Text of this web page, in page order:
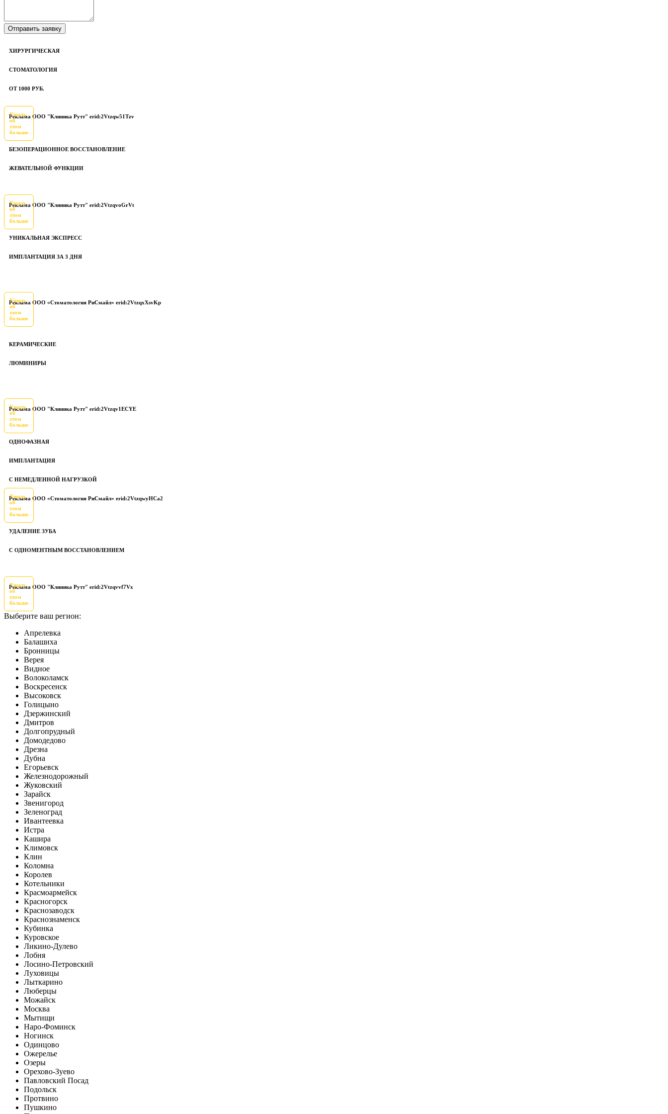
ХИРУРГИЧЕСКАЯ
СТОМАТОЛОГИЯ
ОТ 1000 РУБ.
Реклама ООО "Клиника Рутт" erid:2Vtzqw51Tzv
Узнать
об
этом
больше
БЕЗОПЕРАЦИОННОЕ ВОССТАНОВЛЕНИЕ
ЖЕВАТЕЛЬНОЙ ФУНКЦИИ
Реклама ООО "Клиника Рутт" erid:2VtzqvoGrVt
Узнать
об
этом
больше
УНИКАЛЬНАЯ ЭКСПРЕСС
ИМПЛАНТАЦИЯ ЗА 3 ДНЯ
Реклама ООО «Стоматология РиСмайл» erid:2VtzqxXsvKp
Узнать
об
этом
больше
КЕРАМИЧЕСКИЕ
ЛЮМИНИРЫ
Реклама ООО "Клиника Рутт" erid:2Vtzqv1ECYE
Узнать
об
этом
больше
ОДНОФАЗНАЯ
ИМПЛАНТАЦИЯ
С НЕМЕДЛЕННОЙ НАГРУЗКОЙ
Реклама ООО «Стоматология РиСмайл» erid:2VtzqwyHCa2
Узнать
об
этом
больше
УДАЛЕНИЕ ЗУБА
С ОДНОМЕНТНЫМ ВОССТАНОВЛЕНИЕМ
Реклама ООО "Клиника Рутт" erid:2Vtzqvvf7Vx
Узнать
об
этом
больше
Выберите ваш регион:
Апрелевка
Балашиха
Бронницы
Верея
Видное
Волоколамск
Воскресенск
Высоковск
Голицыно
Дзержинский
Дмитров
Долгопрудный
Домодедово
Дрезна
Дубна
Егорьевск
Железнодорожный
Жуковский
Зарайск
Звенигород
Зеленоград
Ивантеевка
Истра
Кашира
Климовск
Клин
Коломна
Королев
Котельники
Красмоармейск
Красногорск
Краснозаводск
Краснознаменск
Кубинка
Куровское
Ликино-Дулево
Лобня
Лосино-Петровский
Луховицы
Лыткарино
Люберцы
Можайск
Москва
Мытищи
Наро-Фоминск
Ногинск
Одинцово
Ожерелье
Озеры
Орехово-Зуево
Павловский Посад
Подольск
Протвино
Пушкино